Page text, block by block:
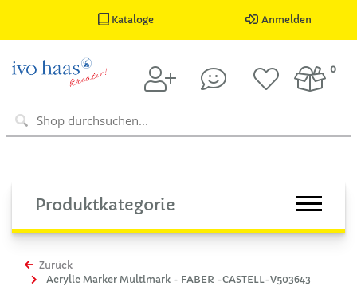
Kataloge Anmelden
0
Produktkategorie
Zurück
Acrylic Marker Multimark - FABER -CASTELL-V503643